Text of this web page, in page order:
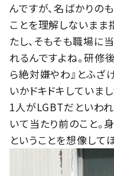
んですが、名ばかりの
ことを理解しないまま
たし、そもそも職場に
れるんですよね。研修
ら絶対嫌やわ』とふざ
いかドキドキしていま
1人がLGBTだといわ
いて当たり前のこと。
ということを想像して